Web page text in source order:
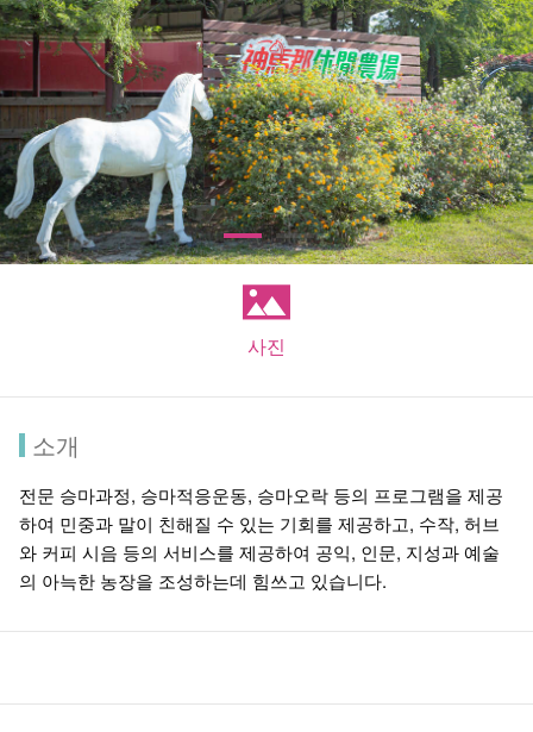
사진
소개
전문 승마과정, 승마적응운동, 승마오락 등의 프로그램을 제공
하여 민중과 말이 친해질 수 있는 기회를 제공하고, 수작, 허브
와 커피 시음 등의 서비스를 제공하여 공익, 인문, 지성과 예술
의 아늑한 농장을 조성하는데 힘쓰고 있습니다.